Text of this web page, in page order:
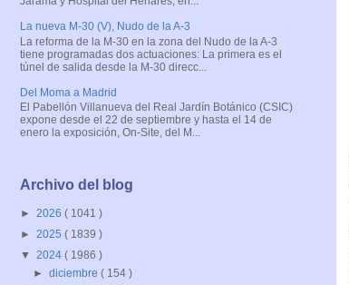
La nueva M-30 (V), Nudo de la A-3
La reforma de la M-30 en la zona del Nudo de la A-3
tiene programadas dos actuaciones: La primera es el
túnel de salida desde la M-30 direcc...
Del Moma a Madrid
El Pabellón Villanueva del Real Jardín Botánico (CSIC)
expone desde el 22 de septiembre y hasta el 14 de
enero la exposición, On-Site, del M...
Archivo del blog
► 2026 ( 1041 )
► 2025 ( 1839 )
▼ 2024 ( 1986 )
►diciembre( 154 )